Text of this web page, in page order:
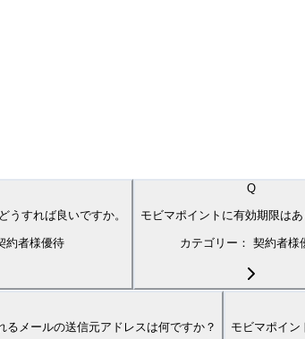
うすれば良いですか。
約者様優待
Q
モビマポイントに有効期限はあ
カテゴリー： 契約者様
メールの送信元アドレスは何ですか？
モビマポイン